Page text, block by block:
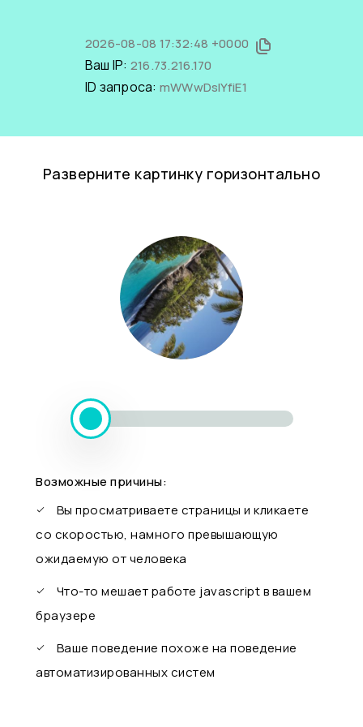
2026-08-08 17:32:48 +0000
Ваш IP: 216.73.216.170
ID запроса: mWWwDsIYfiE1
Разверните картинку горизонтально
Возможные причины:
Вы просматриваете страницы и кликаете
со скоростью, намного превышающую
ожидаемую от человека
Что-то мешает работе javascript в вашем
браузере
Ваше поведение похоже на поведение
автоматизированных систем